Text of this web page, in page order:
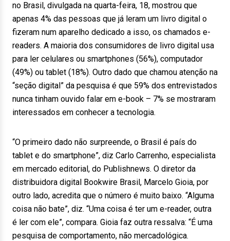
no Brasil, divulgada na quarta-feira, 18, mostrou que
apenas 4% das pessoas que já leram um livro digital o
fizeram num aparelho dedicado a isso, os chamados e-
readers. A maioria dos consumidores de livro digital usa
para ler celulares ou smartphones (56%), computador
(49%) ou tablet (18%). Outro dado que chamou atenção na
“seção digital” da pesquisa é que 59% dos entrevistados
nunca tinham ouvido falar em e-book – 7% se mostraram
interessados em conhecer a tecnologia.
“O primeiro dado não surpreende, o Brasil é país do
tablet e do smartphone”, diz Carlo Carrenho, especialista
em mercado editorial, do Publishnews. O diretor da
distribuidora digital Bookwire Brasil, Marcelo Gioia, por
outro lado, acredita que o número é muito baixo. “Alguma
coisa não bate”, diz. “Uma coisa é ter um e-reader, outra
é ler com ele”, compara. Gioia faz outra ressalva: “É uma
pesquisa de comportamento, não mercadológica.